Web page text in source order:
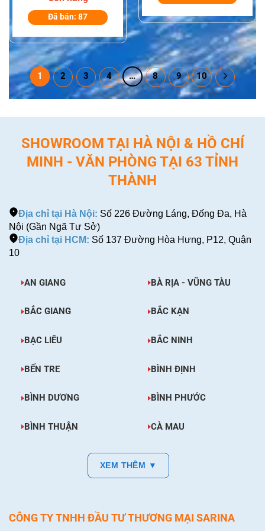
Motorola Solutions
Dành Cho Dòng
DP2000, DP2000e,
DP4000, DP4000e
Đã bán: 87
Dành Cho Dòng Bộ
Đàm Motorola
MOTOTRBO R2
1 2 3 4 … 8 9 10
SHOWROOM TẠI HÀ NỘI & HỒ CHÍ
MINH - VĂN PHÒNG TẠI 63 TỈNH
THÀNH
Địa chỉ tại Hà Nội: Số 226 Đường Láng, Đống Đa, Hà
Nội (Gần Ngã Tư Sở)
Địa chỉ tại HCM: Số 137 Đường Hòa Hưng, P12, Quận
10
AN GIANG BÀ RỊA - VŨNG TÀU
BẮC GIANG BẮC KẠN
BẠC LIÊU BẮC NINH
BẾN TRE BÌNH ĐỊNH
BÌNH DƯƠNG BÌNH PHƯỚC
BÌNH THUẬN CÀ MAU
XEM THÊM ▼
CÔNG TY TNHH ĐẦU TƯ THƯƠNG MẠI SARINA